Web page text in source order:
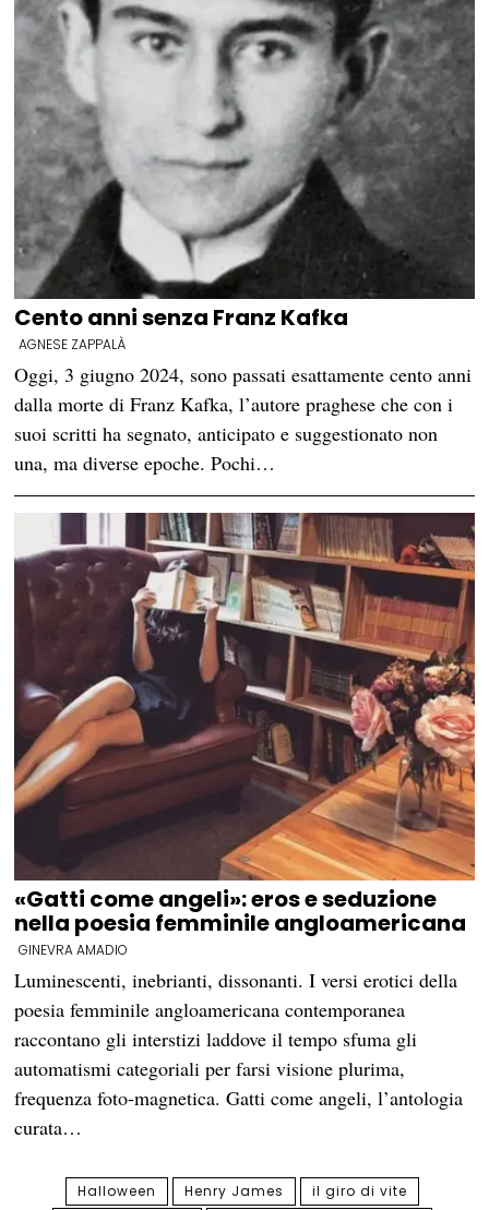
Cento anni senza Franz Kafka
AGNESE ZAPPALÀ
Oggi, 3 giugno 2024, sono passati esattamente cento anni
dalla morte di Franz Kafka, l’autore praghese che con i
suoi scritti ha segnato, anticipato e suggestionato non
una, ma diverse epoche. Pochi…
«Gatti come angeli»: eros e seduzione
nella poesia femminile angloamericana
GINEVRA AMADIO
Luminescenti, inebrianti, dissonanti. I versi erotici della
poesia femminile angloamericana contemporanea
raccontano gli interstizi laddove il tempo sfuma gli
automatismi categoriali per farsi visione plurima,
frequenza foto-magnetica. Gatti come angeli, l’antologia
curata…
Halloween Henry James
il giro di vite